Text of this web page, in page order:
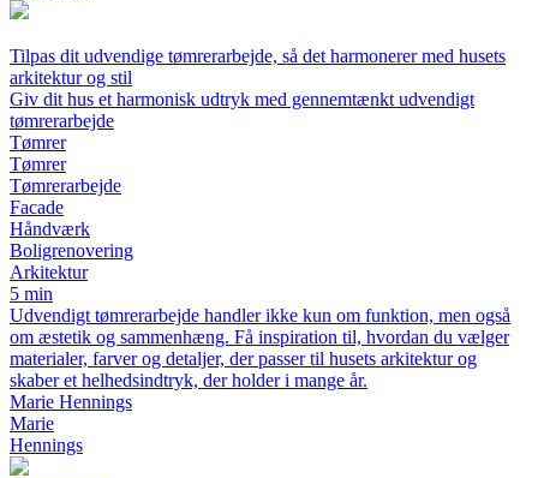
Tilpas dit udvendige tømrerarbejde, så det harmonerer med husets
arkitektur og stil
Giv dit hus et harmonisk udtryk med gennemtænkt udvendigt
tømrerarbejde
Tømrer
Tømrer
Tømrerarbejde
Facade
Håndværk
Boligrenovering
Arkitektur
5 min
Udvendigt tømrerarbejde handler ikke kun om funktion, men også
om æstetik og sammenhæng. Få inspiration til, hvordan du vælger
materialer, farver og detaljer, der passer til husets arkitektur og
skaber et helhedsindtryk, der holder i mange år.
Marie Hennings
Marie
Hennings